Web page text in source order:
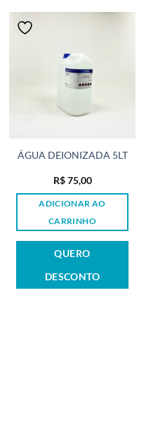
ÁGUA DEIONIZADA 5LT
R$75,00
ADICIONAR AO
CARRINHO
QUERO
DESCONTO